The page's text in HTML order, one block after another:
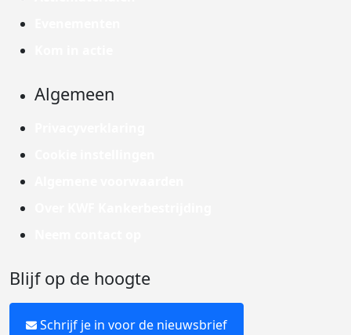
Algemeen
Blijf op de hoogte
Schrijf je in voor de nieuwsbrief